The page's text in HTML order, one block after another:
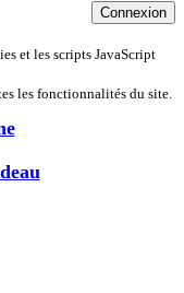
et les scripts JavaScript
les fonctionnalités du site.